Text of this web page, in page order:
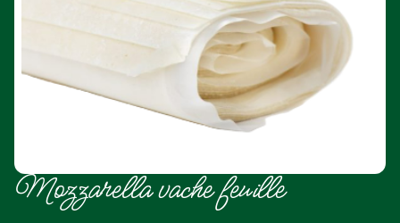
Mozzarella vache feuille